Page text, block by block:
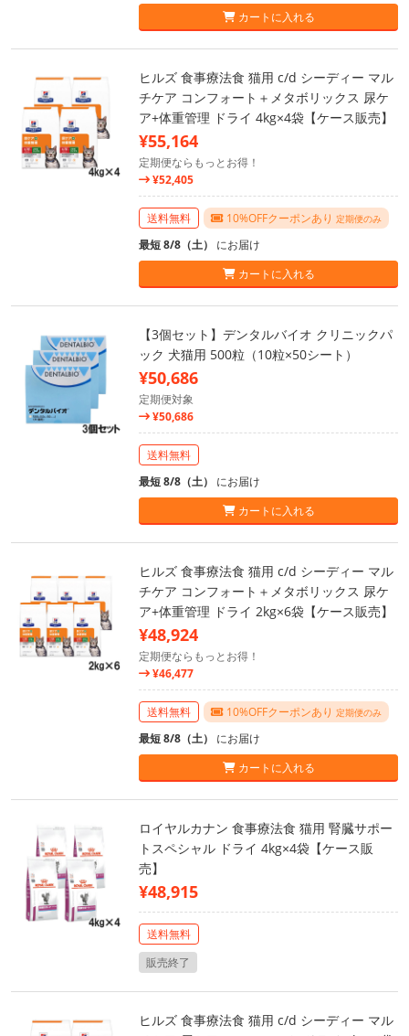
カートに入れる
ヒルズ 食事療法食 猫用 c/d シーディー マル
チケア コンフォート＋メタボリックス 尿ケ
ア+体重管理 ドライ 4kg×4袋【ケース販売】
¥55,164
定期便ならもっとお得！
¥52,405
送料無料 10%OFFクーポンあり 定期便のみ
最短 8/8（土） にお届け
カートに入れる
【3個セット】デンタルバイオ クリニックパ
ック 犬猫用 500粒（10粒×50シート）
¥50,686
定期便対象
¥50,686
送料無料
最短 8/8（土） にお届け
カートに入れる
ヒルズ 食事療法食 猫用 c/d シーディー マル
チケア コンフォート＋メタボリックス 尿ケ
ア+体重管理 ドライ 2kg×6袋【ケース販売】
¥48,924
定期便ならもっとお得！
¥46,477
送料無料 10%OFFクーポンあり 定期便のみ
最短 8/8（土） にお届け
カートに入れる
ロイヤルカナン 食事療法食 猫用 腎臓サポー
トスペシャル ドライ 4kg×4袋【ケース販
売】
¥48,915
送料無料
販売終了
ヒルズ 食事療法食 猫用 c/d シーディー マル